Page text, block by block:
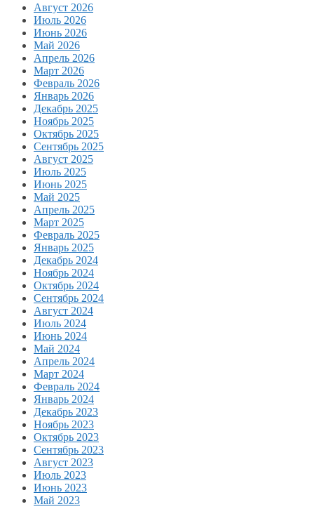
Август 2026
Июль 2026
Июнь 2026
Май 2026
Апрель 2026
Март 2026
Февраль 2026
Январь 2026
Декабрь 2025
Ноябрь 2025
Октябрь 2025
Сентябрь 2025
Август 2025
Июль 2025
Июнь 2025
Май 2025
Апрель 2025
Март 2025
Февраль 2025
Январь 2025
Декабрь 2024
Ноябрь 2024
Октябрь 2024
Сентябрь 2024
Август 2024
Июль 2024
Июнь 2024
Май 2024
Апрель 2024
Март 2024
Февраль 2024
Январь 2024
Декабрь 2023
Ноябрь 2023
Октябрь 2023
Сентябрь 2023
Август 2023
Июль 2023
Июнь 2023
Май 2023